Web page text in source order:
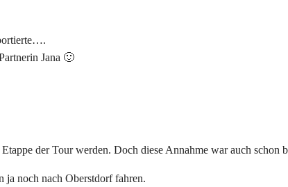
Jana 🙂
der Tour werden. Doch diese Annahme war auch
ja noch nach Oberstdorf fahren.